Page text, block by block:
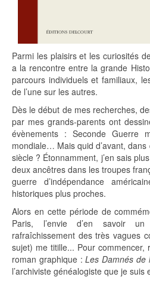
Parmi les plaisirs et les curiosités
a la rencontre entre la grande
parcours individuels et familiaux,
de l’une sur les autres.
Dès le début de mes recherches,
par mes grands-parents ont
évènements : Seconde Guerre
mondiale… Mais quid d’avant,
siècle ? Étonnamment, j’en sais
deux ancêtres dans les troupes
guerre d’indépendance
historiques plus proches.
Alors en cette période de
Paris, l’envie d’en savoir
rafraîchissement des très vagues
sujet) me titille... Pour
roman graphique :Les Damnés de
l’archiviste généalogiste que je suis